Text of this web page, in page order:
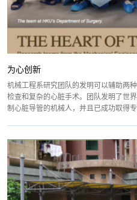
为心创新
机械工程系研究团队的发明可以辅助两
检查和复杂的心脏手术。团队发明了世
制心脏导管的机械人，并且已成功取得专